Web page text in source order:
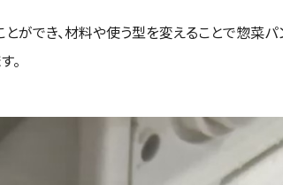
ができ、材料や使う型を変えることで惣菜
。